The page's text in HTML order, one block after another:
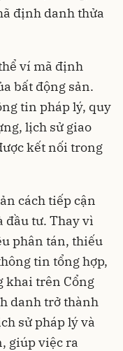
định danh thửa
ví mã định
bất động sản.
tin pháp lý, quy
lịch sử giao
kết nối trong
cách tiếp cận
đầu tư. Thay vì
phân tán, thiếu
tin tổng hợp,
khai trên Cổng
danh trở thành
sử pháp lý và
giúp việc ra